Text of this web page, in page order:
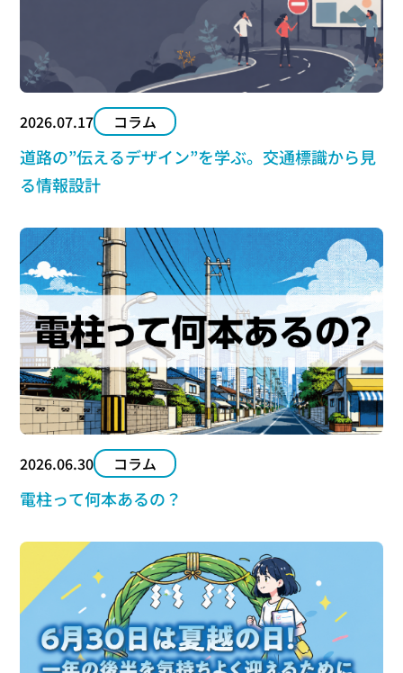
2026.07.17 コラム
道路の”伝えるデザイン”を学ぶ。交通標識から見
る情報設計
2026.06.30 コラム
電柱って何本あるの？